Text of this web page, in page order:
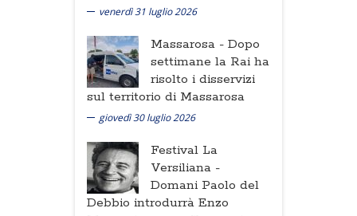
venerdì 31 luglio 2026
Massarosa - Dopo
settimane la Rai ha
risolto i disservizi
sul territorio di Massarosa
giovedì 30 luglio 2026
Festival La
Versiliana -
Domani Paolo del
Debbio introdurrà Enzo